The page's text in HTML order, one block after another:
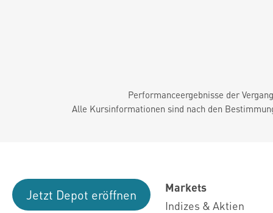
Performanceergebnisse der
Alle Kursinformationen sind nach den
Jetzt Depot eröffnen
Markets
Indizes & Aktien